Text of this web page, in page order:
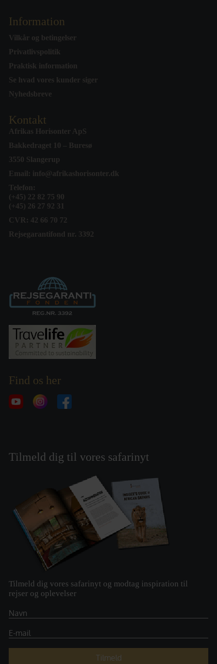
Information
Vilkår og betingelser
Privatlivspolitik
Praktisk information
Se hvad vores kunder siger
Nyhedsbreve
Kontakt
Afrikas Horisonter ApS
Bakkedraget 10 – Buresø
3550 Slangerup
Email: info@afrikashorisonter.dk
Telefon:
(+45) 22 82 75 90
(+45) 26 27 92 31
CVR: 42 66 70 72
Rejsegarantifond nr. 3392
Find os her
Tilmeld dig til vores safarinyt
Tilmeld dig vores safarinyt og modtag inspiration til
rejser og oplevelser